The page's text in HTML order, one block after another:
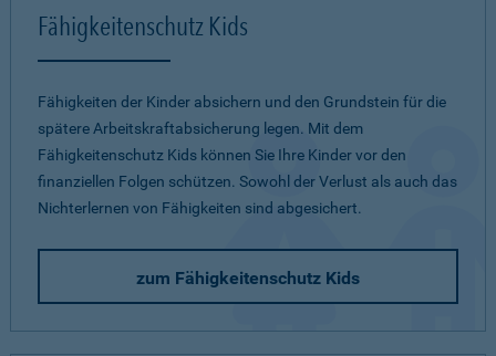
Fähigkeitenschutz Kids
Fähigkeiten der Kinder absichern und den Grundstein für die
spätere Arbeitskraftabsicherung legen. Mit dem
Fähigkeitenschutz Kids können Sie Ihre Kinder vor den
finanziellen Folgen schützen. Sowohl der Verlust als auch das
Nichterlernen von Fähigkeiten sind abgesichert.
zum Fähigkeitenschutz Kids